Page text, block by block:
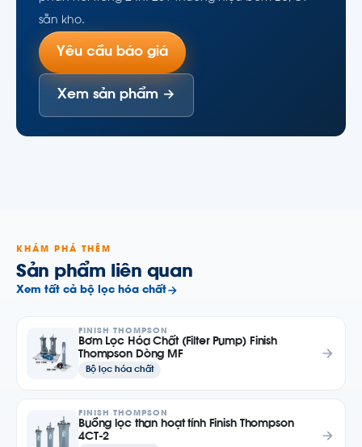
sẵn kho.
Yêu cầu báo giá
Xem sản phẩm →
KHÁM PHÁ THÊM
Sản phẩm liên quan
Xem tất cả bộ lọc hóa chất
FINISH THOMPSON
Bơm Lọc Hóa Chất (Filter Pump) Finish
Thompson Dòng MF
Bộ lọc hóa chất
FINISH THOMPSON
Buồng lọc than hoạt tính Finish Thompson
4CT-2